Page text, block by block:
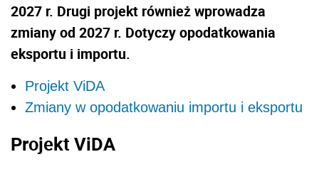
2027 r. Drugi projekt również wprowadza
zmiany od 2027 r. Dotyczy opodatkowania
eksportu i importu.
Projekt ViDA
Zmiany w opodatkowaniu importu i eksportu
Projekt ViDA